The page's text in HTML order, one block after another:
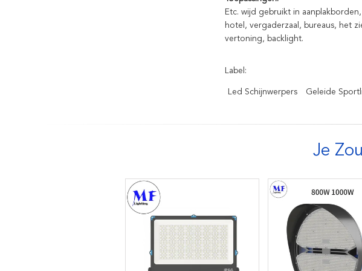
Etc. wijd gebruikt in
hotel, vergaderzaal, bureaus, het
vertoning, backlight.
Label:
Led Schijnwerpers Geleide
Je